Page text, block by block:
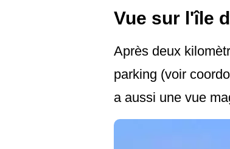
Vue sur l'île
Après deux
parking (voir
a aussi une vue